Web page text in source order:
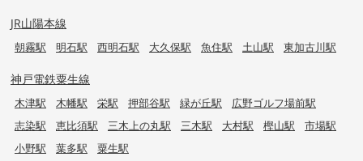
JR山陽本線
朝霧駅 明石駅 西明石駅 大久保駅 魚住駅 土山駅 東加古川駅
神戸電鉄粟生線
木津駅 木幡駅 栄駅 押部谷駅 緑が丘駅
広野ゴルフ場前駅
志染駅
恵比須駅 三木上の丸駅 三木駅 大村駅 樫山駅
市場駅
小野駅
葉多駅 粟生駅